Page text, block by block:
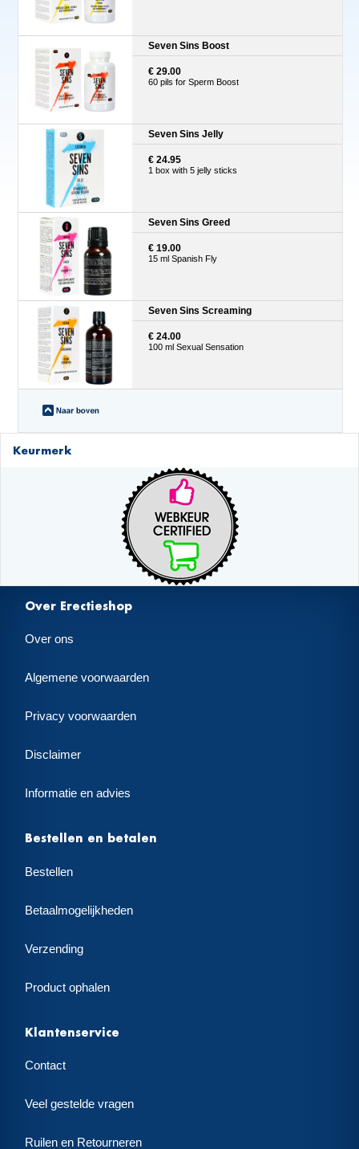
Seven Sins Boost
€ 29.00
60 pils for Sperm Boost
Seven Sins Jelly
€ 24.95
1 box with 5 jelly sticks
Seven Sins Greed
€ 19.00
15 ml Spanish Fly
Seven Sins Screaming
€ 24.00
100 ml Sexual Sensation
Keurmerk
Over Erectieshop
Over ons
Algemene voorwaarden
Privacy voorwaarden
Disclaimer
Informatie en advies
Bestellen en betalen
Bestellen
Betaalmogelijkheden
Verzending
Product ophalen
Klantenservice
Contact
Veel gestelde vragen
Ruilen en Retourneren